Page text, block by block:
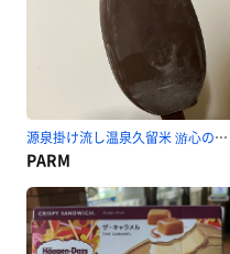
源泉掛け流し温泉久留米 游心の湯のサ活
PARM